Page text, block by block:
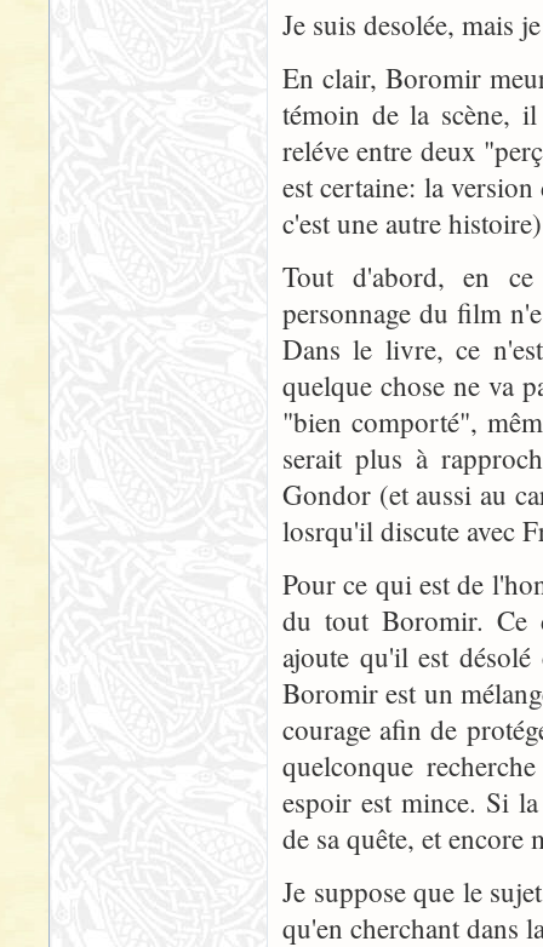
Je suis desolée, mais
En clair, Boromir
témoin de la scène,
reléve entre deux
est certaine: la
c'est une autre
Tout d'abord, en
personnage du film
Dans le livre, ce
quelque chose ne va
"bien comporté",
serait plus à
Gondor (et aussi au
losrqu'il discute avec
Pour ce qui est de
du tout Boromir. Ce
ajoute qu'il est
Boromir est un
courage afin de
quelconque
espoir est mince. Si
de sa quête, et encore
Je suppose que le
qu'en cherchant dans